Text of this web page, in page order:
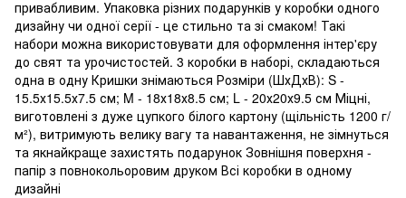
привабливим. Упаковка різних подарунків у коробки одного
дизайну чи одної серії - це стильно та зі смаком! Такі
набори можна використовувати для оформлення інтер'єру
до свят та урочистостей. 3 коробки в наборі, складаються
одна в одну Кришки знімаються Розміри (ШхДхВ): S -
15.5х15.5х7.5 см; M - 18х18х8.5 см; L - 20х20х9.5 см Міцні,
виготовлені з дуже цупкого білого картону (щільність 1200 г/
м²), витримують велику вагу та навантаження, не зімнуться
та якнайкраще захистять подарунок Зовнішня поверхня -
папір з повнокольоровим друком Всі коробки в одному
дизайні